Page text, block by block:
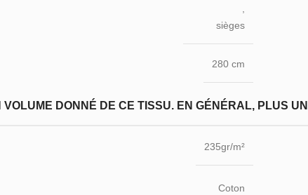
,
sièges
280 cm
DONNÉ DE CE TISSU. EN GÉNÉRAL, PLUS
235gr/m²
Coton